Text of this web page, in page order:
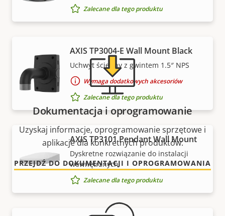
Zalecane dla tego produktu
AXIS TP3004-E Wall Mount Black
Uchwyt ścienny z gwintem 1.5″ NPS
Wymaga dodatkowych akcesoriów
Zalecane dla tego produktu
AXIS TP3101 Pendant Wall Mount
Dyskretne rozwiązanie do instalacji
wewnętrznych
Zalecane dla tego produktu
naszych ekspertów?
Dokumentacja i oprogramowanie
Uzyskaj informacje, oprogramowanie sprzętowe i
aplikacje dla konkretnych produktów.
PRZEJDŹ DO DOKUMENTACJI I OPROGRAMOWANIA